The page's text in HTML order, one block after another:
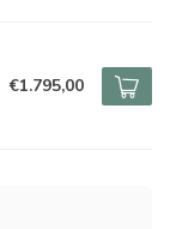
€1.795,00